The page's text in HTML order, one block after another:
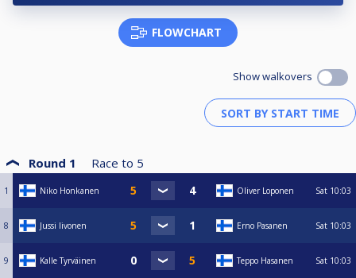
FLOWCHART
Show walkovers
Round 1 Race to 5
1 Niko Honkanen Oliver Loponen Sat 10:03
8 Jussi Iivonen Erno Pasanen Sat 10:03
9 Kalle Tyrväinen Teppo Hasanen Sat 10:03